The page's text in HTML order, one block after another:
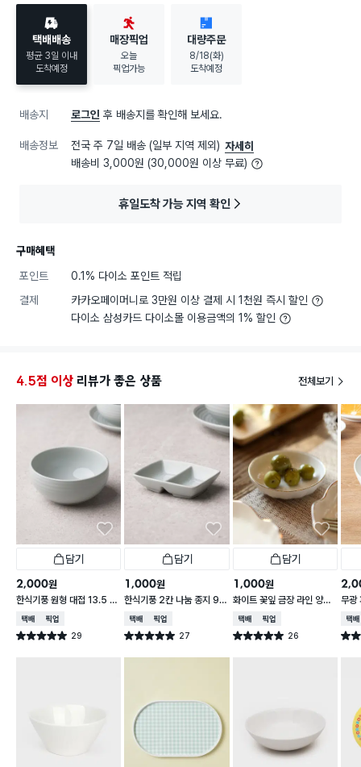
택배배송
평균 3일 이내
도착예정
매장픽업
오늘
픽업가능
대량주문
8/18(화)
도착예정
배송지 로그인 후 배송지를 확인해 보세요.
배송정보 전국 주 7일 배송 (일부 지역 제외) 자세히
배송비 3,000원 (30,000원 이상 무료)
휴일도착 가능 지역 확인
구매혜택
포인트
0.1% 다이소 포인트 적립
결제
카카오페이머니로 3만원 이상 결제 시 1천원 즉시 할인
다이소 삼성카드 다이소몰 이용금액의 1% 할인
4.5점 이상 리뷰가 좋은 상품 전체보기
담기
2,000원
한식기풍 원형 대접 13.5 c
m
택배배송매장픽업
별점 5.0점 29
건 작성
담기
1,000원
한식기풍 2칸 나눔 종지 9 c
m
택배배송매장픽업
별점 5.0점 27
건 작성
담기
1,000원
화이트 꽃잎 금장 라인 양각
종지 10 cm
택배배송매장픽업
별점 5.0점 26
건 작성
무광
접
택배
별점